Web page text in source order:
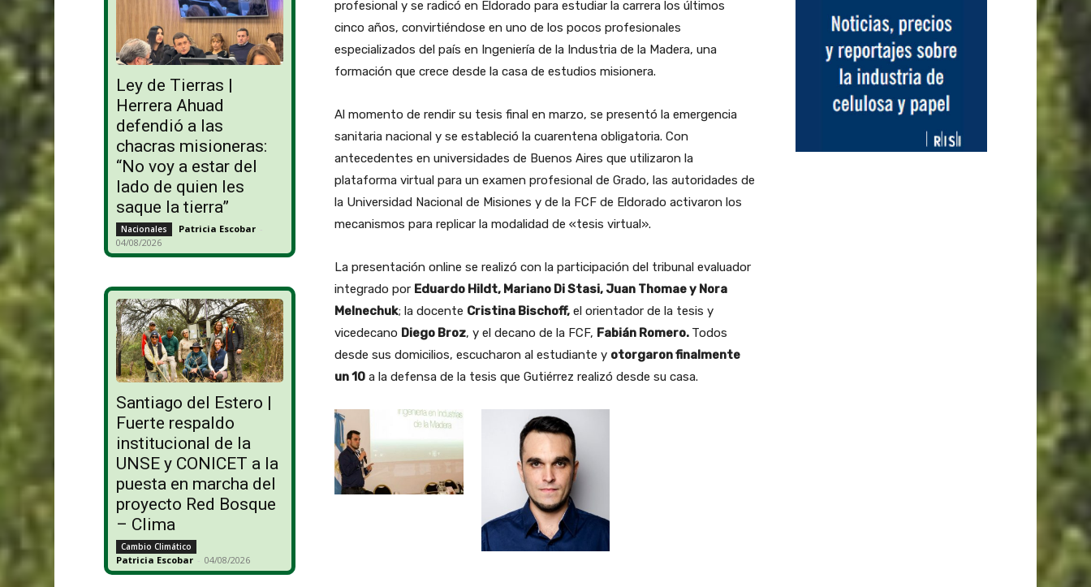
Ley de Tierras |
Herrera Ahuad
defendió a las
chacras misioneras:
“No voy a estar del
lado de quien les
saque la tierra”
Nacionales Patricia Escobar -
04/08/2026
Santiago del Estero |
Fuerte respaldo
institucional de la
UNSE y CONICET a la
puesta en marcha del
proyecto Red Bosque
– Clima
Cambio Climático
Patricia Escobar - 04/08/2026
profesional y se radicó en Eldorado para estudiar la carrera los últimos
cinco años, convirtiéndose en uno de los pocos profesionales
especializados del país en Ingeniería de la Industria de la Madera, una
formación que crece desde la casa de estudios misionera.
Al momento de rendir su tesis final en marzo, se presentó la emergencia
sanitaria nacional y se estableció la cuarentena obligatoria. Con
antecedentes en universidades de Buenos Aires que utilizaron la
plataforma virtual para un examen profesional de Grado, las autoridades de
la Universidad Nacional de Misiones y de la FCF de Eldorado activaron los
mecanismos para replicar la modalidad de «tesis virtual».
La presentación online se realizó con la participación del tribunal evaluador
integrado por Eduardo Hildt, Mariano Di Stasi, Juan Thomae y Nora
Melnechuk; la docente Cristina Bischoff,el orientador de la tesis y
vicedecano Diego Broz, y el decano de la FCF, Fabián Romero. Todos
desde sus domicilios, escucharon al estudiante y otorgaron finalmente
un 10a la defensa de la tesis que Gutiérrez realizó desde su casa.